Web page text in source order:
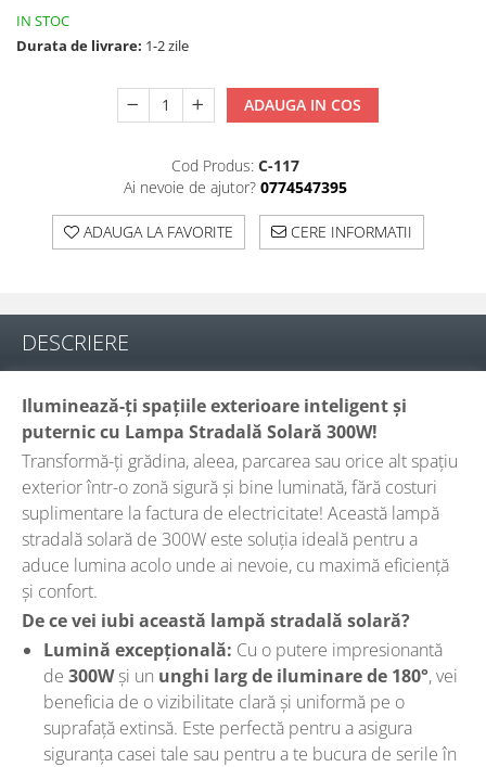
IN STOC
Durata de livrare: 1-2 zile
ADAUGA IN COS
Cod Produs: C-117
Ai nevoie de ajutor? 0774547395
ADAUGA LA FAVORITE CERE INFORMATII
DESCRIERE
Iluminează-ți spațiile exterioare inteligent și
puternic cu Lampa Stradală Solară 300W!
Transformă-ți grădina, aleea, parcarea sau orice alt spațiu
exterior într-o zonă sigură și bine luminată, fără costuri
suplimentare la factura de electricitate! Această lampă
stradală solară de 300W este soluția ideală pentru a
aduce lumina acolo unde ai nevoie, cu maximă eficiență
și confort.
De ce vei iubi această lampă stradală solară?
Lumină excepțională: Cu o putere impresionantă
de 300Wși un unghi larg de iluminare de 180°, vei
beneficia de o vizibilitate clară și uniformă pe o
suprafață extinsă. Este perfectă pentru a asigura
siguranța casei tale sau pentru a te bucura de serile în